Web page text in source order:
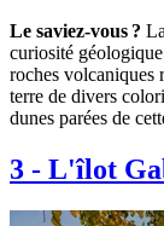
Le saviez-vous ?
curiosité
roches volcaniques
terre de divers
dunes parées de
3 - L'îlot